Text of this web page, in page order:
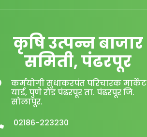
कृषि उत्पन्न बाजार
समिती, पंढरपूर
कर्मयोगी सुधाकरपंत परिचारक मार्केट
यार्ड, पुणे रोड पंढरपूर ता. पंढरपूर जि.
सोलापूर.
02186-223230